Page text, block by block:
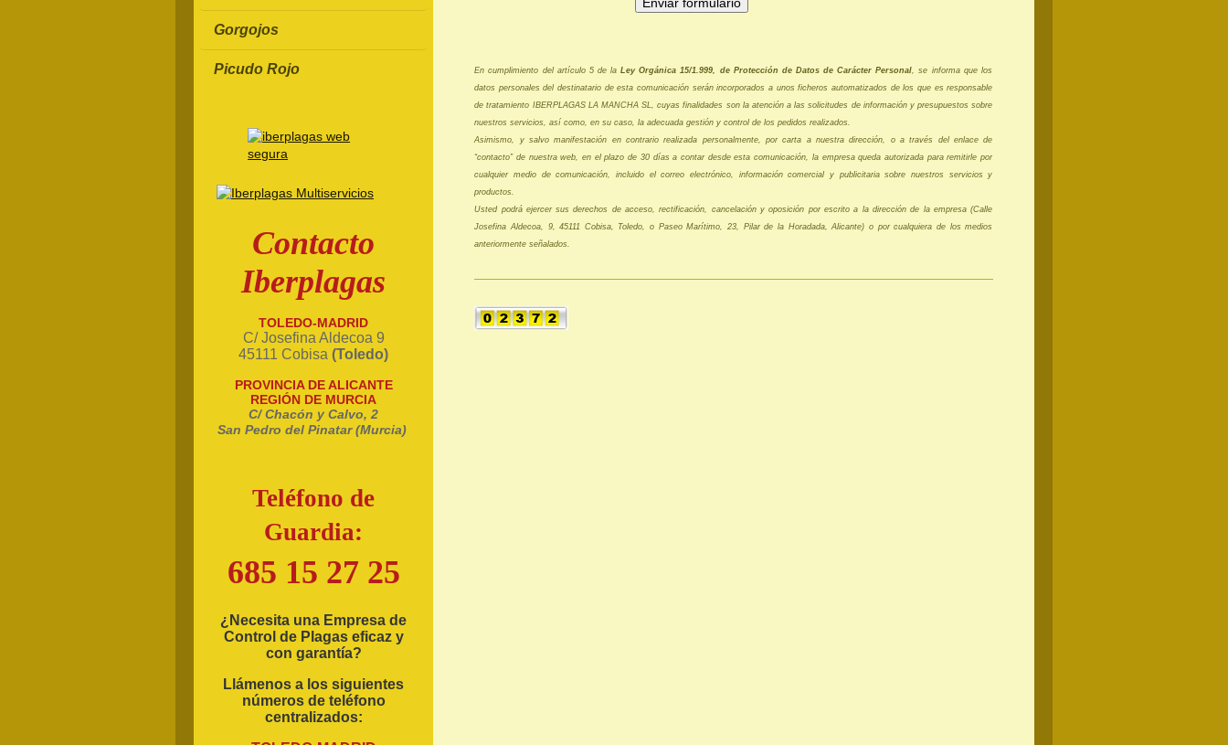
En cumplimiento del artículo 5 de la Ley Orgánica 15/1.999, de Protección de Datos de Carácter Personal, se informa que los
datos personales del destinatario de esta comunicación serán incorporados a unos ficheros automatizados de los que es responsable
de tratamiento IBERPLAGAS LA MANCHA SL, cuyas finalidades son la atención a las solicitudes de información y presupuestos sobre
nuestros servicios, así como, en su caso, la adecuada gestión y control de los pedidos realizados.
Asimismo, y salvo manifestación en contrario realizada personalmente, por carta a nuestra dirección, o a través del enlace de
“contacto” de nuestra web, en el plazo de 30 días a contar desde esta comunicación, la empresa queda autorizada para remitirle por
cualquier medio de comunicación, incluido el correo electrónico, información comercial y publicitaria sobre nuestros servicios y
productos.
Usted podrá ejercer sus derechos de acceso, rectificación, cancelación y oposición por escrito a la dirección de la empresa (Calle
Josefina Aldecoa, 9, 45111 Cobisa, Toledo, o Paseo Marítimo, 23, Pilar de la Horadada, Alicante) o por cualquiera de los medios
anteriormente señalados.
Gorgojos
Picudo Rojo
Contacto
Iberplagas
TOLEDO-MADRID
C/ Josefina Aldecoa 9
45111 Cobisa(Toledo)
PROVINCIA DE ALICANTE
REGIÓN DE MURCIA
C/ Chacón y Calvo, 2
San Pedro del Pinatar (Murcia)
Teléfono de
Guardia:
685 15 27 25
¿Necesita una Empresa de
Control de Plagas eficaz y
con garantía?
Llámenos a los siguientes
números de teléfono
centralizados: